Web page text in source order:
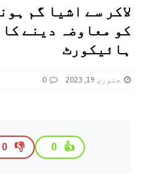
لاکر سے اشیا گم
کو معاوضہ دینے کا
ہائیکورٹ
جنوری 19, 2023 0
👍
0
👎
0